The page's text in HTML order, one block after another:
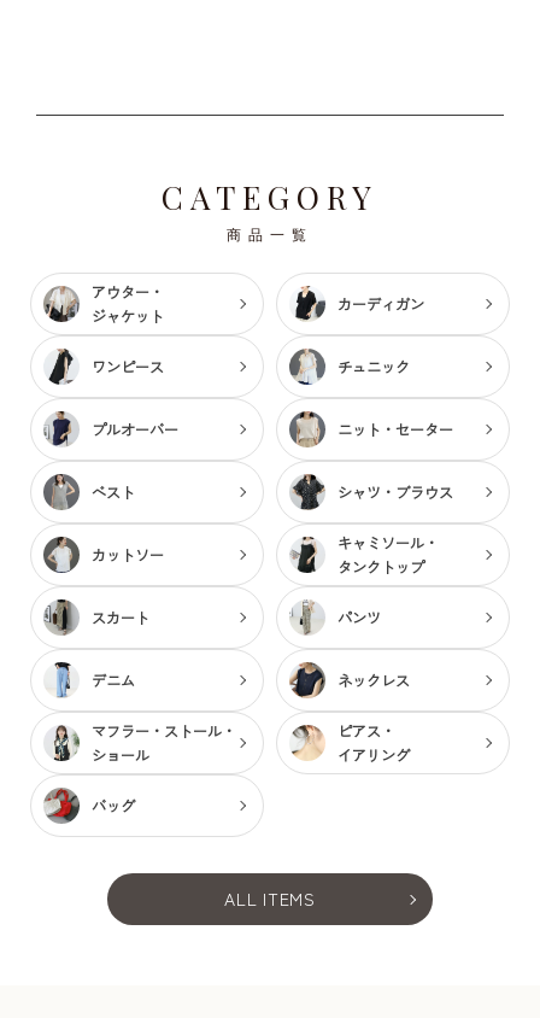
CATEGORY
商品一覧
アウター・
ジャケット
カーディガン
ワンピース チュニック
プルオーバー ニット・セーター
ベスト シャツ・ブラウス
カットソー
キャミソール・
タンクトップ
スカート パンツ
デニム ネックレス
マフラー・ストール・
ショール
ピアス・
イアリング
バッグ
ALL ITEMS